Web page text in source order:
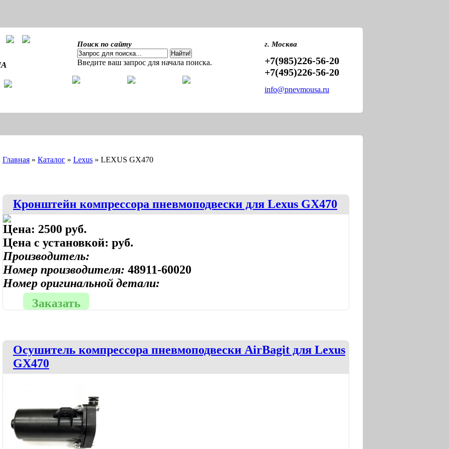
Поиск по сайту
Введите ваш запрос для начала поиска.
г. Москва
+7(985)226-56-20
+7(495)226-56-20
info@pnevmousa.ru
Главная » Каталог » Lexus » LEXUS GX470
Кронштейн компрессора пневмоподвески для Lexus GX470
Цена: 2500 руб.
Цена с установкой: руб.
Производитель:
Номер производителя: 48911-60020
Номер оригинальной детали:
Заказать
Осушитель компрессора пневмоподвески AirBagit для Lexus
GX470